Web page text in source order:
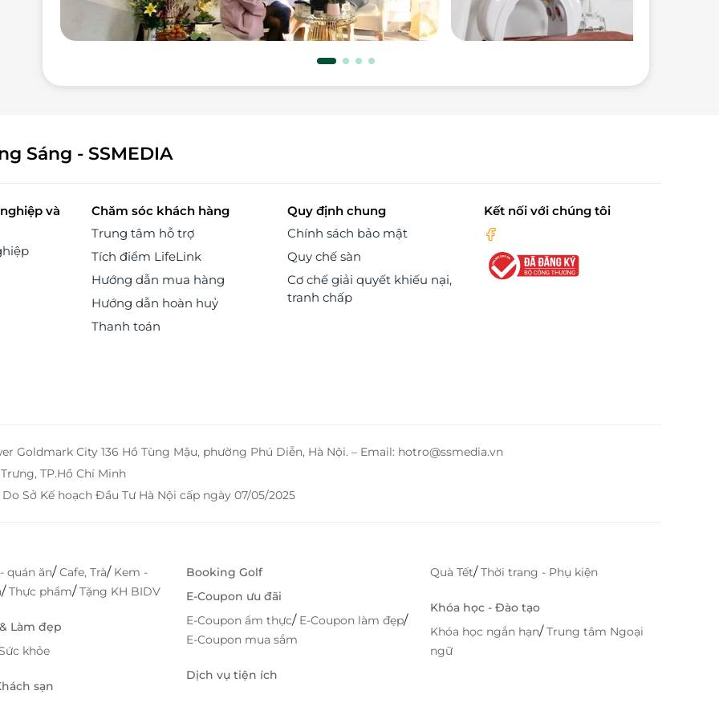
Sáng - SSMEDIA
và
Chăm sóc khách hàng
Trung tâm hỗ trợ
Tích điểm LifeLink
Hướng dẫn mua hàng
Hướng dẫn hoàn huỷ
Thanh toán
Quy định chung
Chính sách bảo mật
Quy chế sàn
Cơ chế giải quyết khiếu nại,
tranh chấp
Kết nối với chúng tôi
Goldmark City 136 Hồ Tùng Mậu, phường Phú Diễn, Hà Nội. – Email: hotro@ssmedia.vn
TP.Hồ Chí Minh
Sở Kế hoạch Đầu Tư Hà Nội cấp ngày 07/05/2025
quán ăn/Cafe, Trà/ Kem -
/Thực phẩm/Tặng KH BIDV
Làm đẹp
khỏe
sạn
Booking Golf
E-Coupon ưu đãi
E-Coupon ẩm thực/ E-Coupon làm đẹp/
E-Coupon mua sắm
Dịch vụ tiện ích
Quà Tết/Thời trang - Phụ kiện
Khóa học - Đào tạo
Khóa học ngắn hạn/Trung tâm Ngoại
ngữ